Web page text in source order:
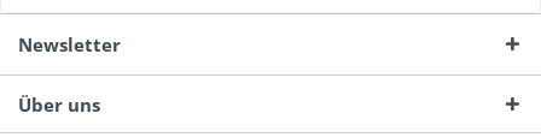
Newsletter
Über uns